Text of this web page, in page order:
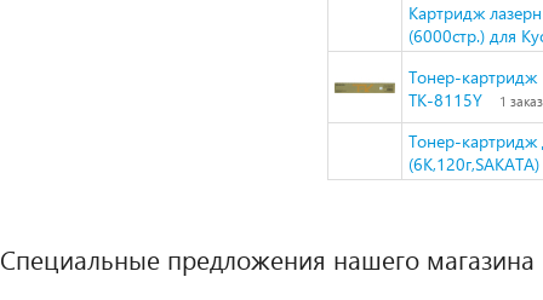
Картридж
(6000стр.) для
Тонер-картридж
TK-8115Y
1 заказ
Тонер-картридж
Специальные предложения нашего магазина